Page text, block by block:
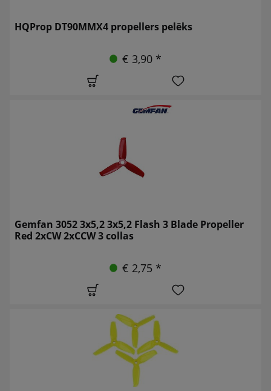
HQProp DT90MMX4 propellers pelēks
€ 3,90 *
Gemfan 3052 3x5,2 3x5,2 Flash 3 Blade Propeller
Red 2xCW 2xCCW 3 collas
€ 2,75 *